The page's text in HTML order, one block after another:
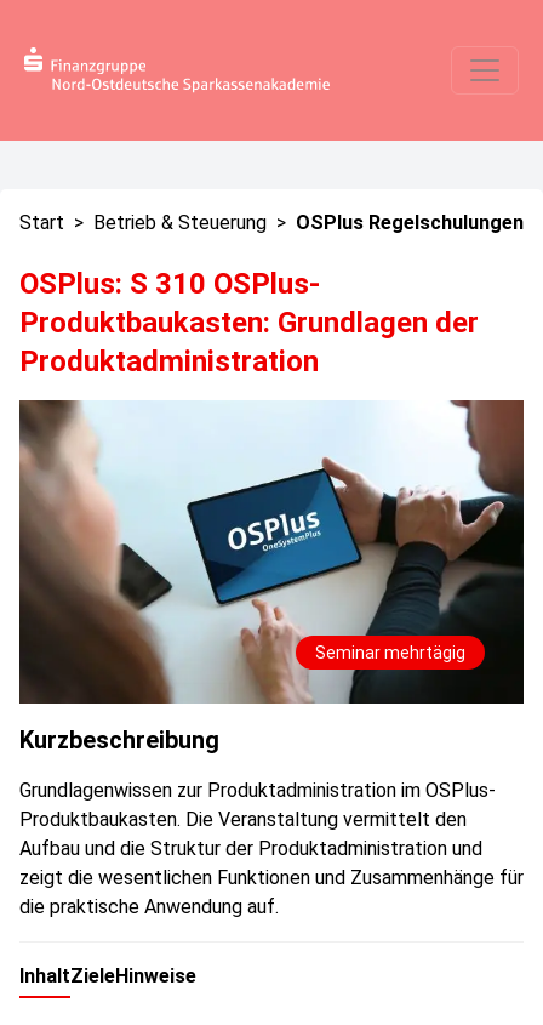
Start > Betrieb & Steuerung > OSPlus Regelschulungen
OSPlus: S 310 OSPlus-
Produktbaukasten: Grundlagen der
Produktadministration
Seminar mehrtägig
Kurzbeschreibung
Grundlagenwissen zur Produktadministration im OSPlus-
Produktbaukasten. Die Veranstaltung vermittelt den
Aufbau und die Struktur der Produktadministration und
zeigt die wesentlichen Funktionen und Zusammenhänge für
die praktische Anwendung auf.
InhaltZieleHinweise